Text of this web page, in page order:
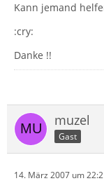
Kann jemand
:cry:
Danke !!
muzel
Gast
14. März 2007 um